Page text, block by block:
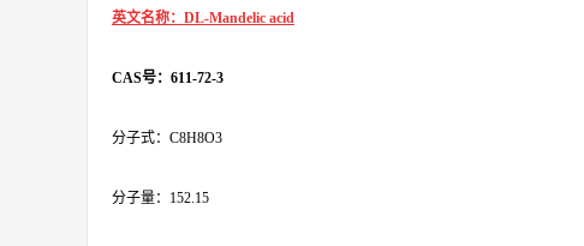
英文名称：DL-Mandelic acid
CAS号：611-72-3
分子式：C8H8O3
分子量：152.15